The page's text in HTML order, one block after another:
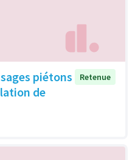
piétons
de
Retenue